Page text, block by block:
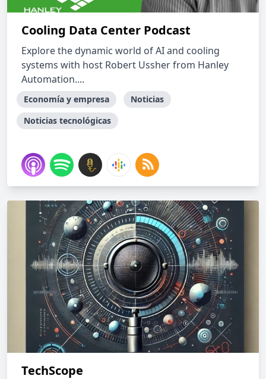
Cooling Data Center Podcast
Explore the dynamic world of AI and cooling
systems with host Robert Ussher from Hanley
Automation....
Economía y empresa
Noticias
Noticias tecnológicas
TechScope